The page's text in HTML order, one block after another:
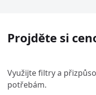
Projděte si
Využijte filtry a
potřebám.